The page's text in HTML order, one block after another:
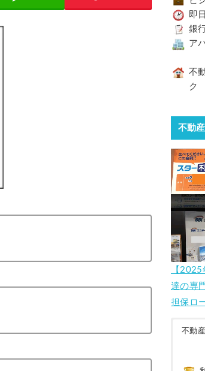
即
銀
ア
不
ク
不動
【
達の専
担保ロ
不動